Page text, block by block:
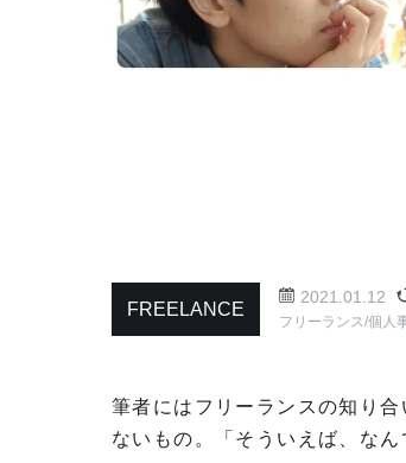
FREELANCE
2021.01.12
フリーランス/個人
筆者にはフリーランスの知り
ないもの。「そういえば、な